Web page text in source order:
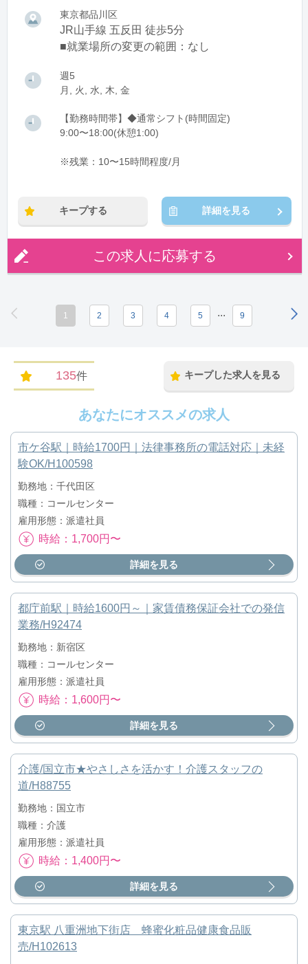
東京都品川区
JR山手線 五反田 徒歩5分
■就業場所の変更の範囲：なし
週5
月, 火, 水, 木, 金
【勤務時間帯】◆通常シフト(時間固定)
9:00〜18:00(休憩1:00)
※残業：10〜15時間程度/月
キープする 詳細を見る
この求人に応募する
1 2 3 4 5 ... 9
135件 キープした求人を見る
あなたにオススメの求人
市ケ谷駅｜時給1700円｜法律事務所の電話対応｜未経
験OK/H100598
勤務地：千代田区
職種：コールセンター
雇用形態：派遣社員
時給：1,700円〜
詳細を見る
都庁前駅｜時給1600円～｜家賃債務保証会社での発信
業務/H92474
勤務地：新宿区
職種：コールセンター
雇用形態：派遣社員
時給：1,600円〜
詳細を見る
介護/国立市★やさしさを活かす！介護スタッフの
道/H88755
勤務地：国立市
職種：介護
雇用形態：派遣社員
時給：1,400円〜
詳細を見る
東京駅 八重洲地下街店 蜂蜜化粧品健康食品販
売/H102613